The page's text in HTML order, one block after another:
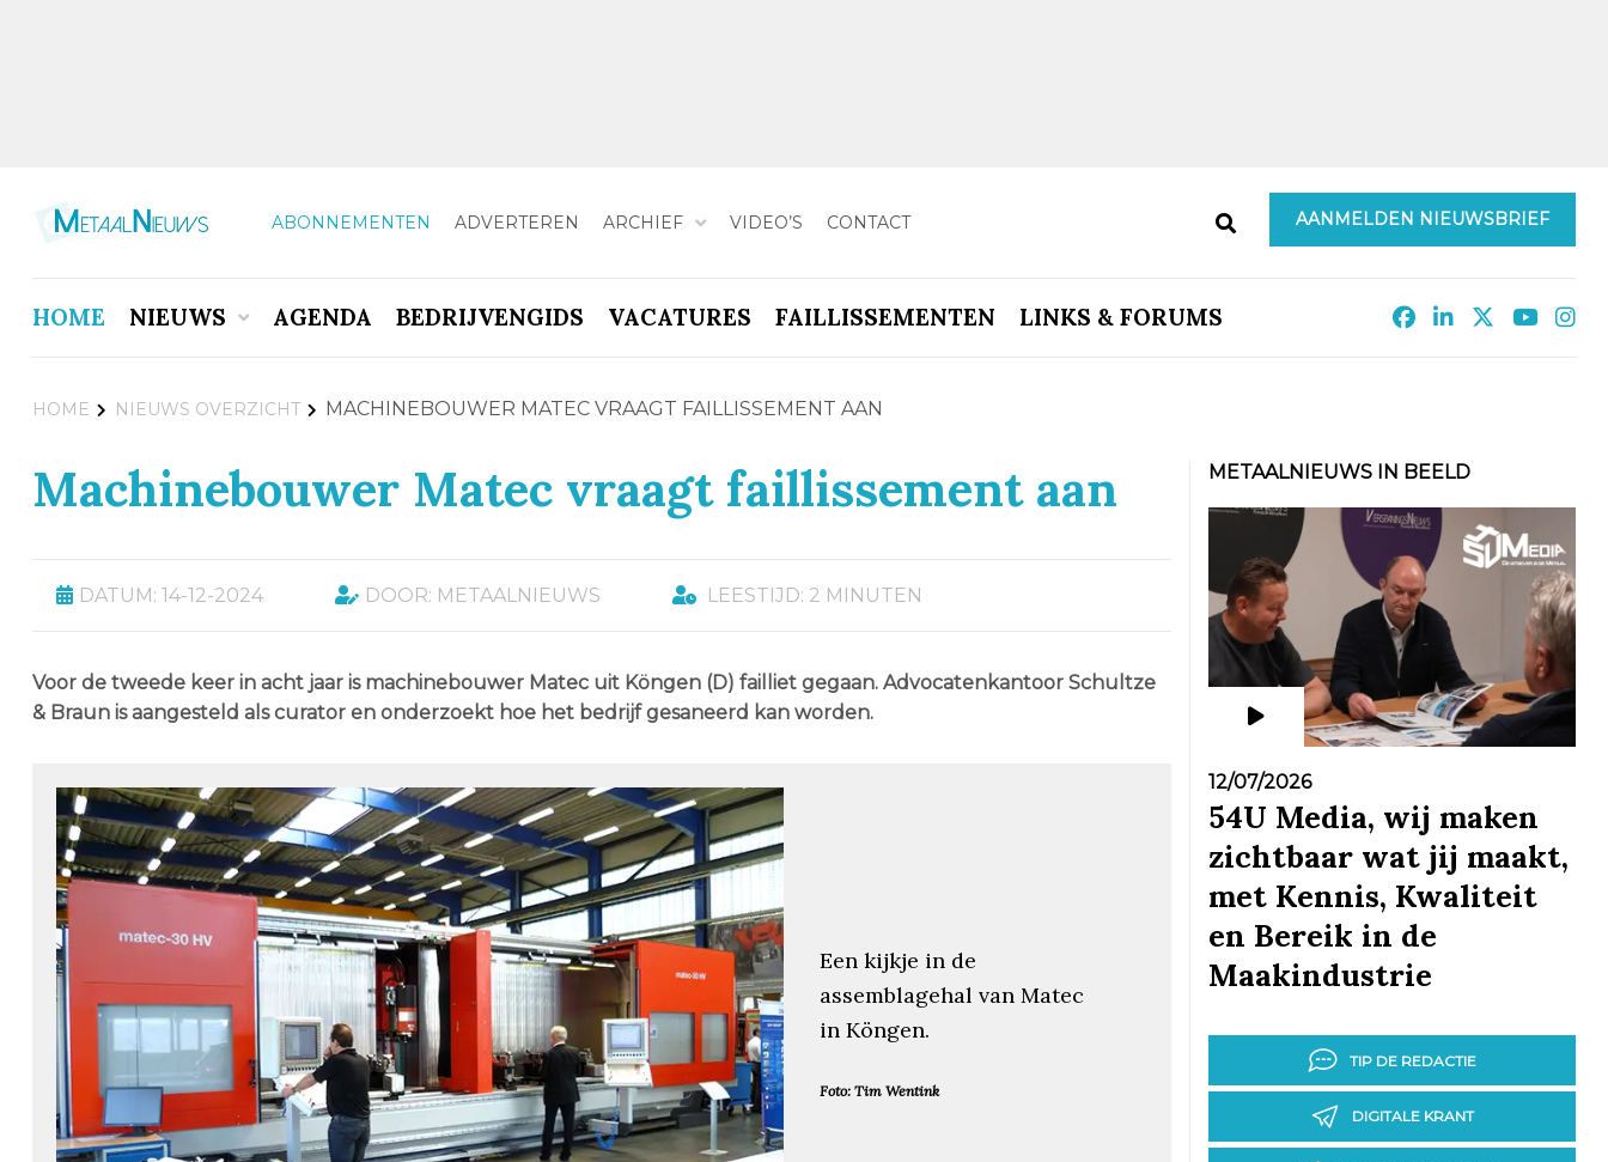
ABONNEMENTEN ADVERTEREN ARCHIEF VIDEO’S CONTACT AANMELDEN NIEUWSBRIEF
HOME NIEUWS AGENDA BEDRIJVENGIDS VACATURES FAILLISSEMENTEN LINKS & FORUMS
HOME NIEUWS OVERZICHT MACHINEBOUWER MATEC VRAAGT FAILLISSEMENT AAN
Machinebouwer Matec vraagt faillissement aan
DATUM: 14-12-2024 DOOR: METAALNIEUWS LEESTIJD: 2 MINUTEN
Voor de tweede keer in acht jaar is machinebouwer Matec uit Köngen (D) failliet gegaan. Advocatenkantoor Schultze
& Braun is aangesteld als curator en onderzoekt hoe het bedrijf gesaneerd kan worden.
Een kijkje in de
assemblagehal van Matec
in Köngen.
Foto: Tim Wentink
METAALNIEUWS IN BEELD
12/07/2026
54U Media, wij maken
zichtbaar wat jij maakt,
met Kennis, Kwaliteit
en Bereik in de
Maakindustrie
TIP DE REDACTIE
DIGITALE KRANT